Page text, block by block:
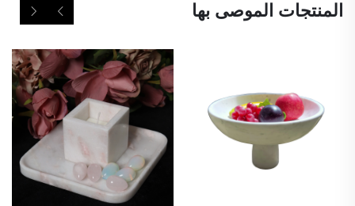
المنتجات الموصى بها